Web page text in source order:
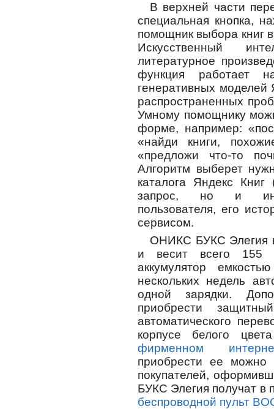
В верхней части
специальная кнопка,
помощник выбора книг
Искусственный
литературное
функция работает
генеративных
распространенных
Умному помощнику
форме, например:
«найди книги,
«предложи что-то
Алгоритм выберет
каталога Яндекс
запрос, но и
пользователя, его
сервисом.
ОНИКС БУКС Элегия
и весит всего 155
аккумулятор
нескольких недель
одной зарядки.
приобрести
автоматического
корпусе белого
фирменном
приобрести ее
покупателей,
БУКС Элегия получат в
беспроводной пульт